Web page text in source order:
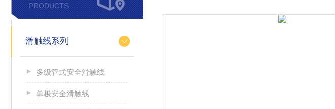
PRODUCTS
滑触线系列
多级管式安全滑触线
单极安全滑触线